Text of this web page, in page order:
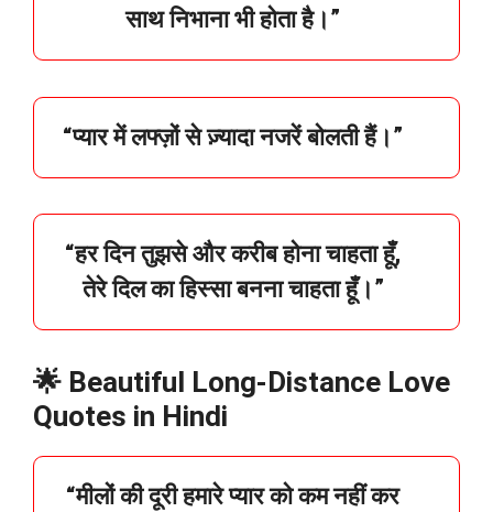
साथनिभानाभीहोताहै।”
“प्यारमेंलफ्ज़ोंसेज़्यादानजरेंबोलतीहैं।”
“हरदिनतुझसेऔरकरीबहोनाचाहताहूँ,
तेरेदिलकाहिस्साबननाचाहताहूँ।”
🌟 Beautiful Long-Distance Love
Quotes in Hindi
“मीलोंकीदूरीहमारेप्यारकोकमनहींकर